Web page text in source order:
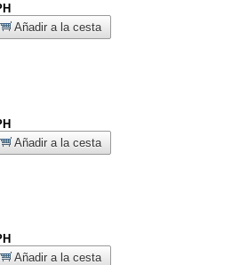
Añadir a la cesta
Añadir a la cesta
Añadir a la cesta